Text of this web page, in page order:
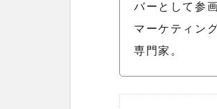
バーとして参
マーケティン
専門家。